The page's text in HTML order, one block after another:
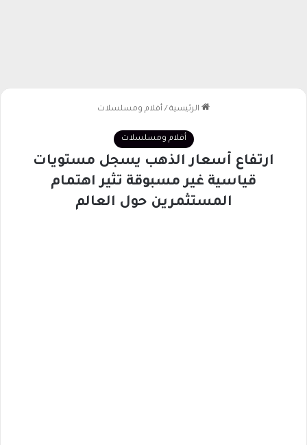
الرئيسية / أفلام ومسلسلات
أفلام ومسلسلات
ارتفاع أسعار الذهب يسجل مستويات
قياسية غير مسبوقة تثير اهتمام
المستثمرين حول العالم